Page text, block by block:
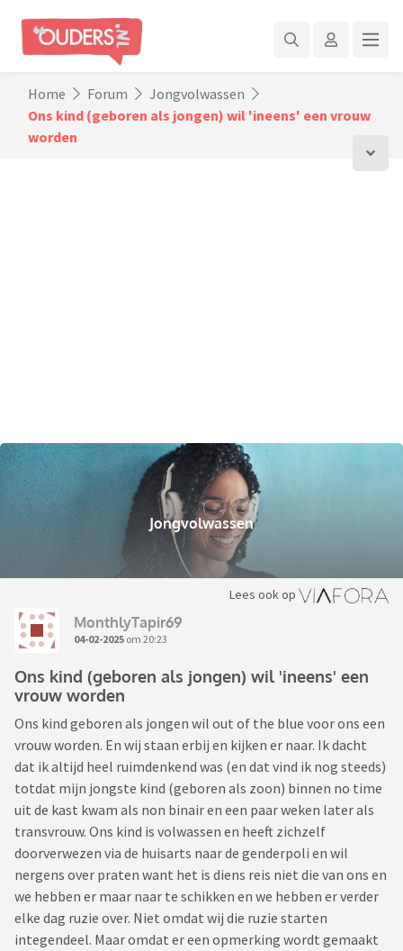
Home Forum
Jongvolwassen
Ons kind (geboren als jongen) wil 'ineens' een vrouw
worden
Jongvolwassen
Lees ook op
MonthlyTapir69
04-02-2025 om 20:23
Ons kind (geboren als jongen) wil 'ineens' een
vrouw worden
Ons kind geboren als jongen wil out of the blue voor ons een
vrouw worden. En wij staan erbij en kijken er naar. Ik dacht
dat ik altijd heel ruimdenkend was (en dat vind ik nog steeds)
totdat mijn jongste kind (geboren als zoon) binnen no time
uit de kast kwam als non binair en een paar weken later als
transvrouw. Ons kind is volwassen en heeft zichzelf
doorverwezen via de huisarts naar de genderpoli en wil
nergens over praten want het is diens reis niet die van ons en
we hebben er maar naar te schikken en we hebben er verder
elke dag ruzie over. Niet omdat wij die ruzie starten
integendeel. Maar omdat er een opmerking wordt gemaakt